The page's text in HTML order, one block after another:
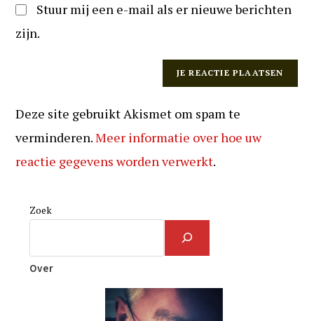
Stuur mij een e-mail als er nieuwe berichten
zijn.
Deze site gebruikt Akismet om spam te
verminderen.Meer informatie over hoe uw
reactie gegevens worden verwerkt.
Zoek
Over